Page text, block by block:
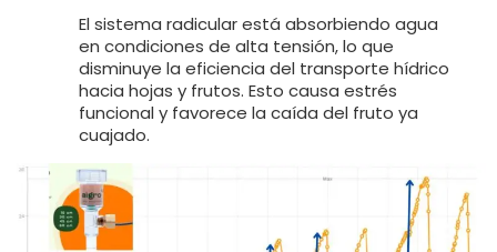
El sistema radicular está absorbiendo agua
en condiciones de alta tensión, lo que
disminuye la eficiencia del transporte hídrico
hacia hojas y frutos. Esto causa estrés
funcional y favorece la caída del fruto ya
cuajado.